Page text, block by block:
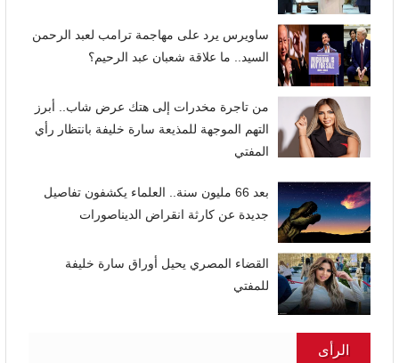
ساويرس يرد على مهاجمة ترامب لعبد الرحمن
السيد.. ما علاقة شعبان عبد الرحيم؟
من تاجرة مخدرات إلى هتك عرض شاب.. أبرز
التهم الموجهة للمذيعة سارة خليفة بانتظار رأي
المفتي
بعد 66 مليون سنة.. العلماء يكشفون تفاصيل
جديدة عن كارثة انقراض الديناصورات
القضاء المصري يحيل أوراق سارة خليفة
للمفتي
الرأى